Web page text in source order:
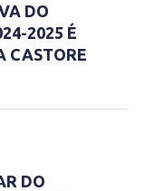
DO
2025 É
CASTORE
DO